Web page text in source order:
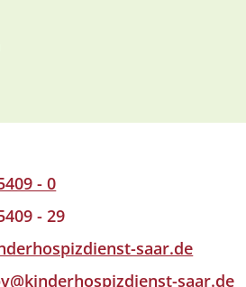
- 0
- 29
saar.de
saar.de